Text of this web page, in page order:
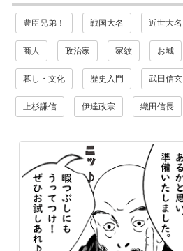
豊臣兄弟！ 戦国大名 近世大名
商人 政治家 家紋 お城
暮し・文化 歴史入門 武田信玄
上杉謙信 伊達政宗 織田信長